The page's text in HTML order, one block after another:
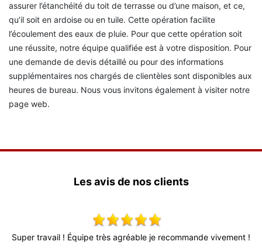
assurer l’étanchéité du toit de terrasse ou d’une maison, et ce,
qu’il soit en ardoise ou en tuile. Cette opération facilite
l’écoulement des eaux de pluie. Pour que cette opération soit
une réussite, notre équipe qualifiée est à votre disposition. Pour
une demande de devis détaillé ou pour des informations
supplémentaires nos chargés de clientèles sont disponibles aux
heures de bureau. Nous vous invitons également à visiter notre
page web.
Les avis de nos clients
travail ! Équipe très agréable je recommande vivement !
Très